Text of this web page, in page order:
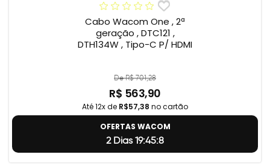
Cabo Wacom One , 2ª
geração , DTC121 ,
DTH134W , Tipo-C P/ HDMI
De R$ 701,28
R$ 563,90
Até 12x de R$57,38 no cartão
OFERTAS WACOM
2 Dias 19:45:7